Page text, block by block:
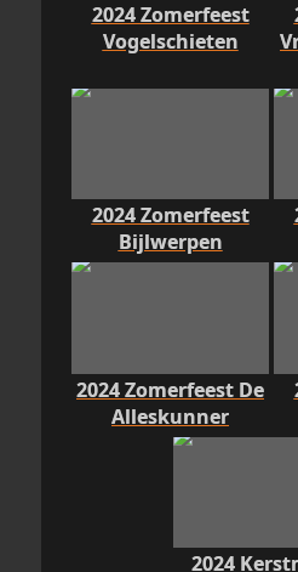
2024 Zomerfeest
Vogelschieten
2024 Zomerfeest
Bijlwerpen
2024 Zomerfeest De
Alleskunner
2024